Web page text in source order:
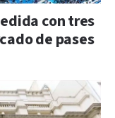
con tres
de pases